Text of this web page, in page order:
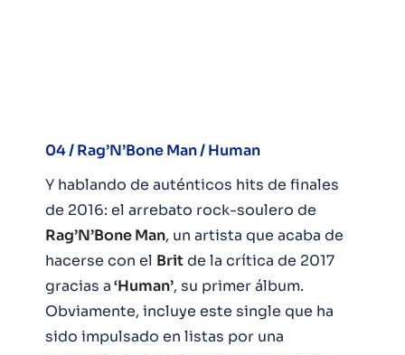
04 / Rag’N’Bone Man / Human
Y hablando de auténticos hits de finales
de 2016: el arrebato rock-soulero de
Rag’N’Bone Man, un artista que acaba de
hacerse con el Britde la crítica de 2017
gracias a‘Human’, su primer álbum.
Obviamente, incluye este single que ha
sido impulsado en listas por una